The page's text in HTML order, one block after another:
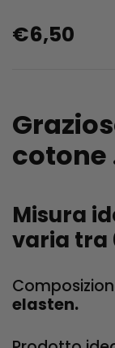
€6,50
cotone
Misura
varia tra
elasten.